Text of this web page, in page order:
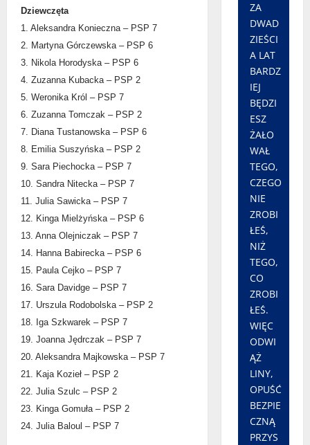
Dziewczęta
1. Aleksandra Konieczna – PSP 7
2. Martyna Górczewska – PSP 6
3. Nikola Horodyska – PSP 6
4. Zuzanna Kubacka – PSP 2
5. Weronika Król – PSP 7
6. Zuzanna Tomczak – PSP 2
7. Diana Tustanowska – PSP 6
8. Emilia Suszyńska – PSP 2
9. Sara Piechocka – PSP 7
10. Sandra Nitecka – PSP 7
11. Julia Sawicka – PSP 7
12. Kinga Mielżyńska – PSP 6
13. Anna Olejniczak – PSP 7
14. Hanna Babirecka – PSP 6
15. Paula Cejko – PSP 7
16. Sara Davidge – PSP 7
17. Urszula Rodobolska – PSP 2
18. Iga Szkwarek – PSP 7
19. Joanna Jędrczak – PSP 7
20. Aleksandra Majkowska – PSP 7
21. Kaja Kozieł – PSP 2
22. Julia Szulc – PSP 2
23. Kinga Gomuła – PSP 2
24. Julia Baloul – PSP 7
ZA
DWAD
ZIEŚCI
A LAT
BARDZ
IEJ
BĘDZI
ESZ
ŻAŁO
WAŁ
TEGO,
CZEGO
NIE
ZROBI
ŁEŚ,
NIŻ
TEGO,
CO
ZROBI
ŁEŚ.
WIĘC
ODWI
ĄŻ
LINY,
OPUŚĆ
BEZPIE
CZNĄ
PRZYS